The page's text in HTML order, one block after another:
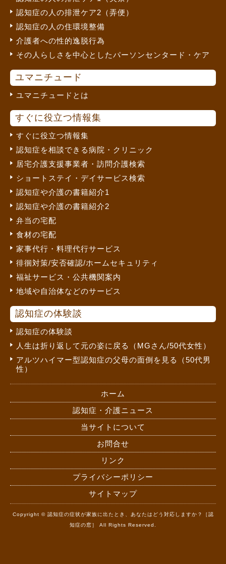
認知症の人の排泄ケア2（弄便）
認知症の人の住環境整備
介護者への性的逸脱行為
その人らしさを中心としたパーソンセンタード・ケア
ユマニチュード
ユマニチュードとは
すぐに役立つ情報集
すぐに役立つ情報集
認知症を相談できる病院・クリニック
居宅介護支援事業者・訪問介護検索
ショートステイ・デイサービス検索
認知症や介護の書籍紹介1
認知症や介護の書籍紹介2
弁当の宅配
食材の宅配
家事代行・料理代行サービス
徘徊対策/安否確認/ホームセキュリティ
福祉サービス・公共機関案内
地域や自治体などのサービス
認知症の体験談
認知症の体験談
人生は折り返して元の姿に戻る（MGさん/50代女性）
アルツハイマー型認知症の父母の面倒を見る（50代男
性）
ホーム
認知症・介護ニュース
当サイトについて
お問合せ
リンク
プライバシーポリシー
サイトマップ
Copyright © 認知症の症状が家族に出たとき、あなたはどう対応しますか？［認
知症の窓］ All Rights Reserved.